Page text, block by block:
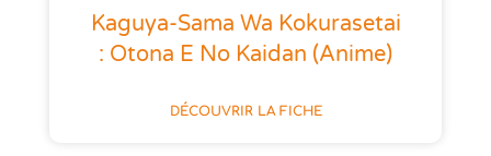
Kaguya-Sama Wa Kokurasetai
: Otona E No Kaidan (anime)
DÉCOUVRIR LA FICHE